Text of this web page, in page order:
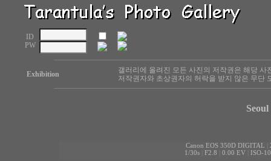
ID
PW
Exhibition
갤러리에 올려진 모든 사진의 저작권은 해당
저작권자와 초상권자의 허락을 받지 않은 무단
Canon EOS 350D DIGITAL
1/30s| F2.8 0.00 EV| ISO-